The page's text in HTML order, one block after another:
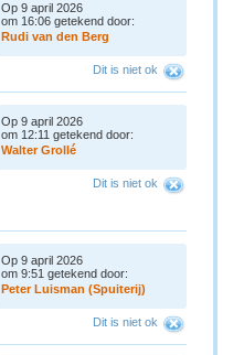
Op 9 april 2026
om 16:06 getekend door:
Rudi van den Berg
Dit is niet ok
Op 9 april 2026
om 12:11 getekend door:
Walter Grollé
Dit is niet ok
Op 9 april 2026
om 9:51 getekend door:
Peter Luisman (Spuiterij)
Dit is niet ok